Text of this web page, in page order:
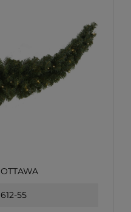
OTTAWA
612-55